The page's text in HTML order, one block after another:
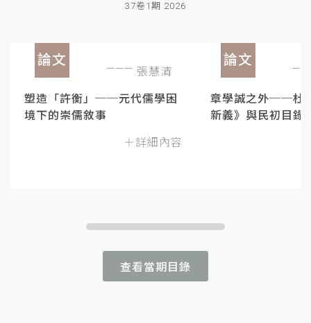
37卷1期 2026
論文
張慧清
塑造「許衡」──元代儒學困
境下的崇儒敘事
＋詳細內容
論文
章學誠之外──杜
新義》與民初目錄
查看當期目錄